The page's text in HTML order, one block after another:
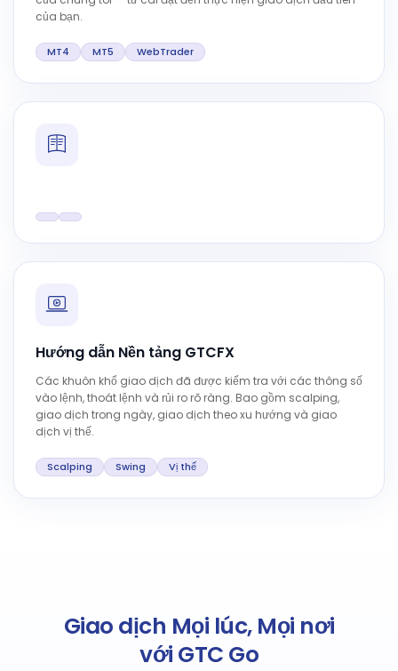
của bạn.
MT4 MT5 WebTrader
Hướng dẫn Nền tảng GTCFX
Các khuôn khổ giao dịch đã được kiểm tra với các thông số
vào lệnh, thoát lệnh và rủi ro rõ ràng. Bao gồm scalping,
giao dịch trong ngày, giao dịch theo xu hướng và giao
dịch vị thế.
Scalping Swing Vị thế
Giao dịch Mọi lúc, Mọi nơi
với GTC Go